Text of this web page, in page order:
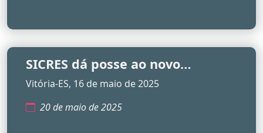
SICRES dá posse ao novo
Conselho Fiscal em reunião
Vitória-ES, 16 de maio de 2025
20 de maio de 2025